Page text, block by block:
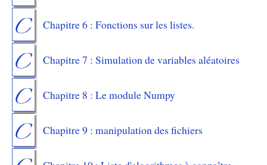
Chapitre 6 : Fonctions sur les listes.
Chapitre 7 : Simulation de variables aléatoires
Chapitre 8 : Le module Numpy
Chapitre 9 : manipulation des fichiers